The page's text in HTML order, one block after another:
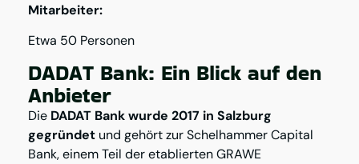
Mitarbeiter:
Etwa 50 Personen
DADAT Bank: Ein Blick auf den
Anbieter
Die DADAT Bank wurde 2017 in Salzburg
gegründet und gehört zur Schelhammer Capital
Bank, einem Teil der etablierten GRAWE